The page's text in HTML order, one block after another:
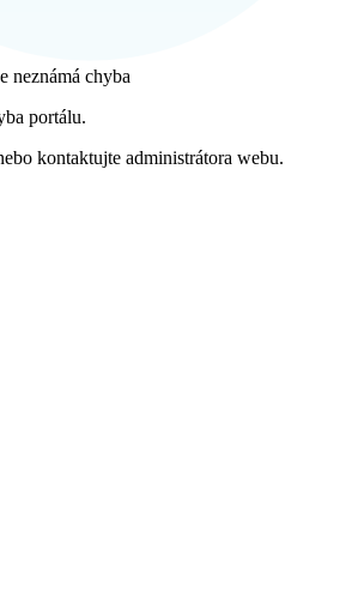
neznámá chyba
portálu.
kontaktujte administrátora webu.